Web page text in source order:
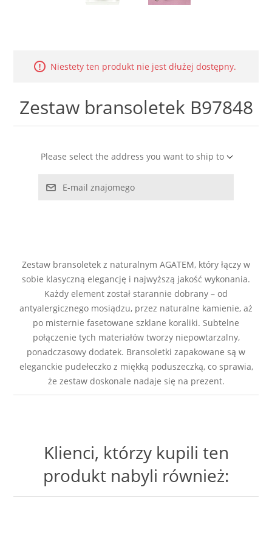
MASA PERŁOWA
RODOCHROZYT
Niestety ten produkt nie jest dłużej dostępny.
Zestaw bransoletek B97848
Please select the address you want to ship to
E-mail znajomego
Zestaw bransoletek z naturalnym AGATEM, który łączy w
sobie klasyczną elegancję i najwyższą jakość wykonania.
Każdy element został starannie dobrany – od
antyalergicznego mosiądzu, przez naturalne kamienie, aż
po misternie fasetowane szklane koraliki. Subtelne
połączenie tych materiałów tworzy niepowtarzalny,
ponadczasowy dodatek. Bransoletki zapakowane są w
eleganckie pudełeczko z miękką poduszeczką, co sprawia,
że zestaw doskonale nadaje się na prezent.
Klienci, którzy kupili ten
produkt nabyli również: